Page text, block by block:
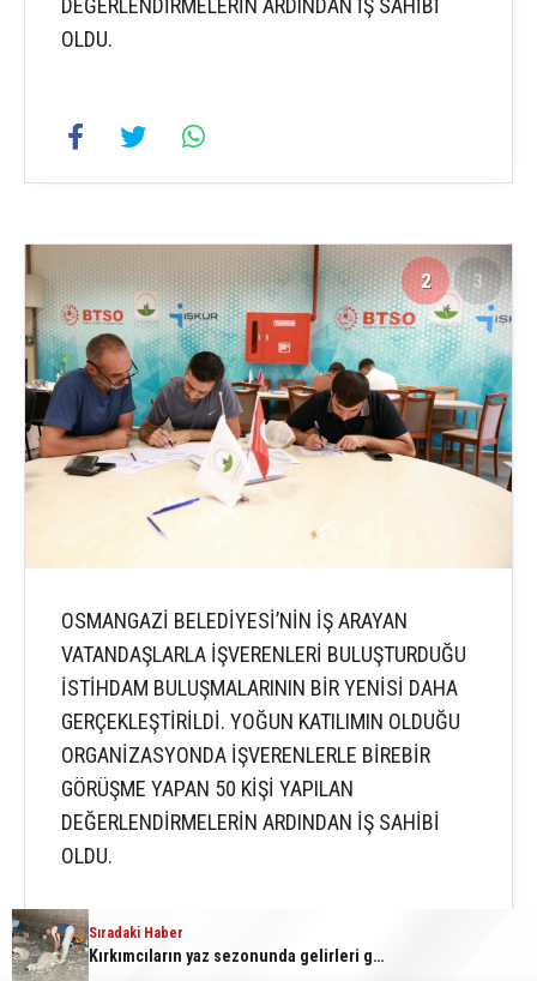
Sıradaki Haber
Osmangazi Belediyesi’nden istihdam sağlayan buluşmalar
OLDU.
2 3
OSMANGAZİ BELEDİYESİ’NİN İŞ ARAYAN
VATANDAŞLARLA İŞVERENLERİ BULUŞTURDUĞU
İSTİHDAM BULUŞMALARININ BİR YENİSİ DAHA
GERÇEKLEŞTİRİLDİ. YOĞUN KATILIMIN OLDUĞU
ORGANİZASYONDA İŞVERENLERLE BİREBİR
GÖRÜŞME YAPAN 50 KİŞİ YAPILAN
DEĞERLENDİRMELERİN ARDINDAN İŞ SAHİBİ
OLDU.
Sıradaki Haber
Kırkımcıların yaz sezonunda gelirleri genel müdür maaşını aratmıyor